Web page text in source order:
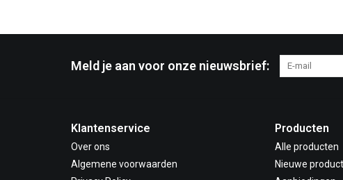
Meld je aan voor onze nieuwsbrief:
Klantenservice
Over ons
Algemene voorwaarden
Producten
Alle producten
Nieuwe